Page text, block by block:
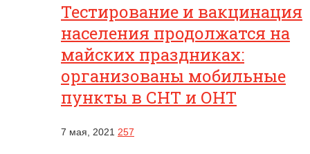
Тестирование и вакцинация
населения продолжатся на
майских праздниках:
организованы мобильные
пункты в СНТ и ОНТ
7 мая, 2021 257